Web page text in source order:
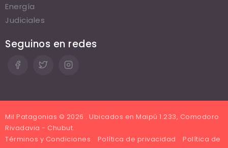
Energía
Judiciales
Seguinos en redes
Mil Patagonias © 2026 . Ubicados en Maipú 1.233, Comodoro
Rivadavia - Chubut.
Términos y Condiciones
Política de privacidad
Política de